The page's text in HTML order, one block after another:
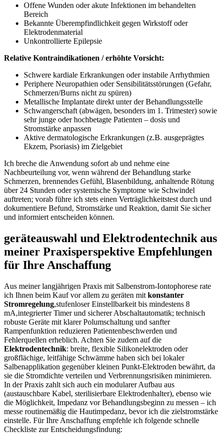
Offene Wunden⁢ oder ​akute Infektionen im behandelten
Bereich
Bekannte ⁢Überempfindlichkeit gegen ⁢Wirkstoff​ oder‍
Elektrodenmaterial
Unkontrollierte Epilepsie
Relative Kontraindikationen / erhöhte Vorsicht:
Schwere kardiale Erkrankungen ⁤oder instabile Arrhythmien
Periphere Neuropathien ‌oder ‌Sensibilitätsstörungen (Gefahr,
Schmerzen/Burns nicht‍ zu spüren)
Metallische ⁢Implantate ‌direkt unter der‍ Behandlungsstelle
Schwangerschaft (abwägen, ‌besonders ‍im 1.‍ Trimester) sowie
sehr junge oder hochbetagte Patienten – dosis und
Stromstärke ‍anpassen
Aktive ‍dermatologische ⁣Erkrankungen (z.B. ausgeprägtes
Ekzem, Psoriasis)⁤ im Zielgebiet
‍Ich ⁢breche die⁢ Anwendung sofort ‍ab und nehme eine
Nachbeurteilung ⁢vor,‌ wenn während​ der Behandlung starke​
Schmerzen, brennendes Gefühl, Blasenbildung, anhaltende Rötung
über ⁢24 Stunden oder systemische‍ Symptome ‍wie Schwindel
auftreten; vorab führe ich stets einen Verträglichkeitstest durch und
dokumentiere Befund, Stromstärke und ⁢Reaktion, damit Sie ​sicher
und‌ informiert entscheiden können.
geräteauswahl und Elektrodentechnik⁤ aus
meiner ‌Praxisperspektive Empfehlungen
für Ihre Anschaffung
Aus meiner langjährigen⁤ Praxis mit‌ Salbenstrom-Iontophorese rate
ich ‍Ihnen beim Kauf​ vor allem zu geräten⁤ mit‌ konstanter​
Stromregelung,stufenloser Einstellbarkeit bis⁣ mindestens 8 ​
mA,integrierter Timer ⁢und‍ sicherer Abschaltautomatik; technisch
robuste​ Geräte​ mit klarer Polumschaltung und sanfter
Rampenfunktion reduzieren Patientenbeschwerden und
Fehlerquellen‌ erheblich.⁤ Achten Sie ‌zudem auf die
Elektrodentechnik:‍ breite, flexible Silikonelektroden oder
⁣großflächige, leitfähige Schwämme haben sich bei lokaler
Salbenapplikation⁣ gegenüber kleinen Punkt-Elektroden bewährt, da
sie die Stromdichte verteilen ​und Verbrennungsrisiken minimieren.
In der Praxis zahlt sich auch ein modularer Aufbau aus
⁤(austauschbare⁣ Kabel, sterilisierbare‌ Elektrodenhalter), ebenso wie
die Möglichkeit, Impedanz vor Behandlungsbeginn zu messen⁣ – ich​
messe routinemäßig die Hautimpedanz, bevor ⁢ich die zielstromstärke
einstelle. Für Ihre⁣ Anschaffung​ empfehle ich folgende schnelle
Checkliste zur Entscheidungsfindung:‍